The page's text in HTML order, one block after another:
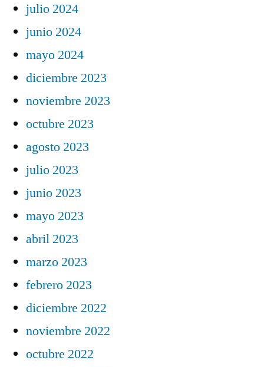
julio 2024
junio 2024
mayo 2024
diciembre 2023
noviembre 2023
octubre 2023
agosto 2023
julio 2023
junio 2023
mayo 2023
abril 2023
marzo 2023
febrero 2023
diciembre 2022
noviembre 2022
octubre 2022